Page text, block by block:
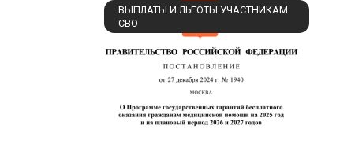
ВЫПЛАТЫ И ЛЬГОТЫ УЧАСТНИКАМ
СВО